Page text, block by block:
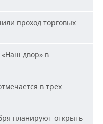
проход торговых
«Наш двор» в
в трех
планируют открыть